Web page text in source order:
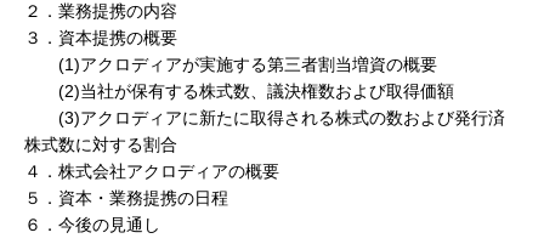
２．業務提携の内容
３．資本提携の概要
(1)アクロディアが実施する第三者割当増資の概要
(2)当社が保有する株式数、議決権数および取得価額
(3)アクロディアに新たに取得される株式の数および発行済
株式数に対する割合
４．株式会社アクロディアの概要
５．資本・業務提携の日程
６．今後の見通し